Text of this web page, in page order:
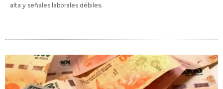
alta y señales laborales débiles.